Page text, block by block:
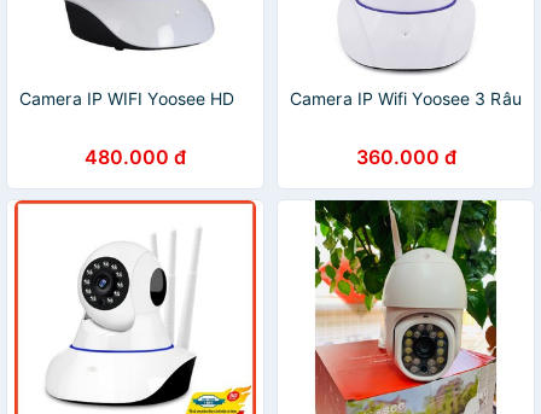
Camera IP WIFI Yoosee HD
480.000 đ
Camera IP Wifi Yoosee 3 Râu
360.000 đ